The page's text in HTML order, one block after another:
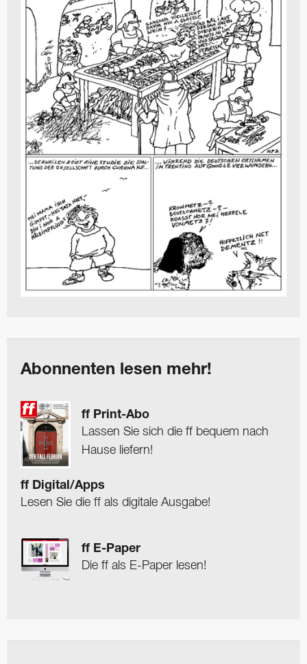
Abonnenten lesen mehr!
ff Print-Abo
Lassen Sie sich die ff bequem nach
Hause liefern!
ff Digital/Apps
Lesen Sie die ff als digitale Ausgabe!
ff E-Paper
Die ff als E-Paper lesen!